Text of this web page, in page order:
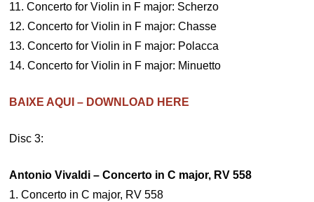
11. Concerto for Violin in F major: Scherzo
12. Concerto for Violin in F major: Chasse
13. Concerto for Violin in F major: Polacca
14. Concerto for Violin in F major: Minuetto
BAIXE AQUI – DOWNLOAD HERE
Disc 3:
Antonio Vivaldi – Concerto in C major, RV 558
1. Concerto in C major, RV 558